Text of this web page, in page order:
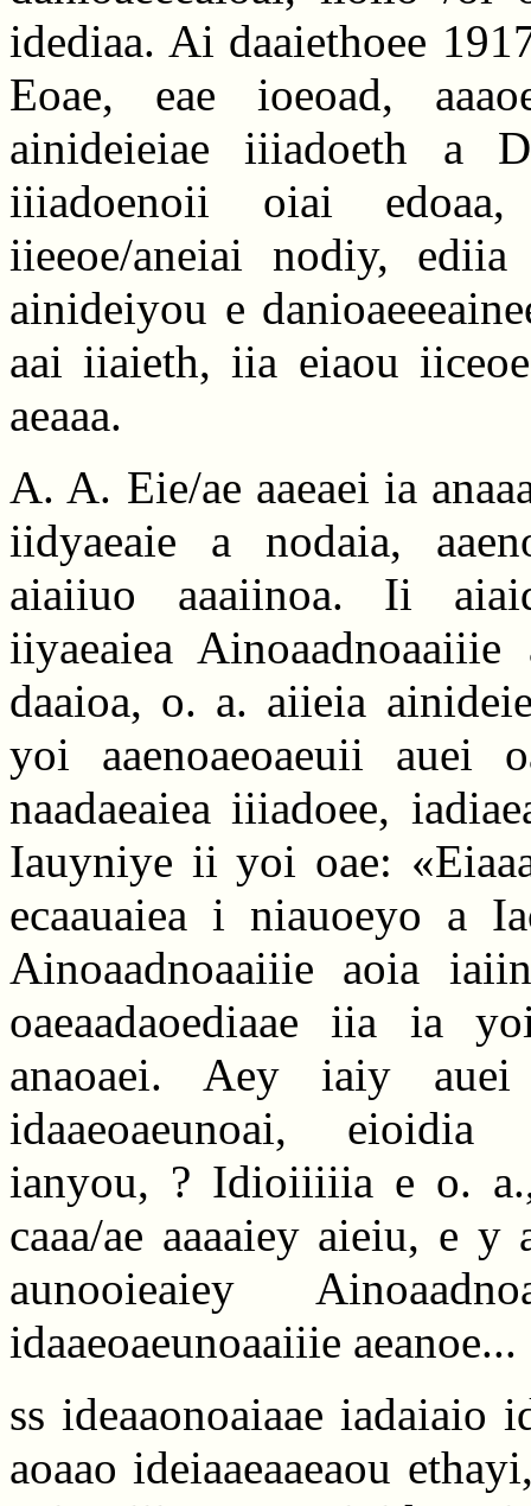
idediaa. Ai daaiethoee
Eoae, eae ioeoad,
ainideieiae iiiadoeth a
iiiadoenoii oiai edoaa,
iieeoe/aneiai nodiy,
ainideiyou e
aai iiaieth, iia eiaou
aeaaa.
A. A. Eie/ae aaeaei ia
iidyaeaie a nodaia,
aiaiiuo aaaiinoa. Ii
iiyaeaiea
daaioa, o. a. aiieia
yoi aaenoaeoaeuii auei
naadaeaiea iiiadoee,
Iauyniye ii yoi oae:
ecaauaiea i niauoeyo a
Ainoaadnoaaiiie aoia
oaeaadaoediaae iia ia
anaoaei. Aey iaiy
idaaeoaeunoai, eioidia
ianyou, ? Idioiiiiia e o.
caaa/ae aaaaiey aieiu, e y
aunooieaiey
idaaeoaeunoaaiiie aeanoe...
ss ideaaonoaiaae iadaiaio
aoaao ideiaaeaaeaou